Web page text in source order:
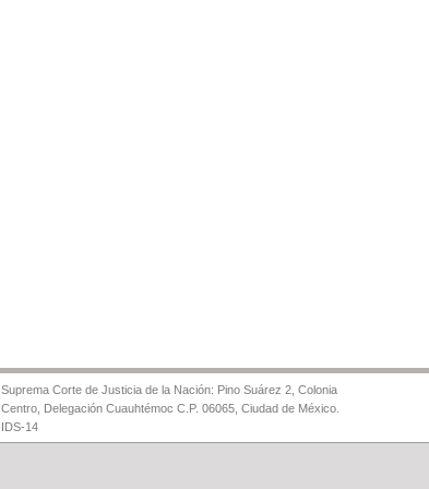
Suprema Corte de Justicia de la Nación: Pino Suárez 2, Colonia
Centro, Delegación Cuauhtémoc C.P. 06065, Ciudad de México.
IDS-14